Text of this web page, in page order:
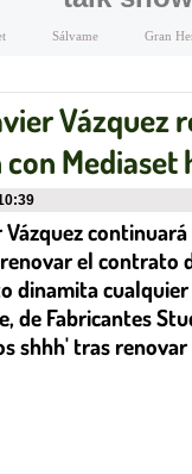
Sálvame Gran
Vázquez
Mediaset
el contrato
dinamita
de Fabricantes
shhh' tras renovar